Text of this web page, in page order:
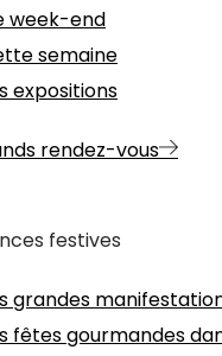
week-end
semaine
expositions
rendez-vous
festives
grandes
fêtes gourmandes